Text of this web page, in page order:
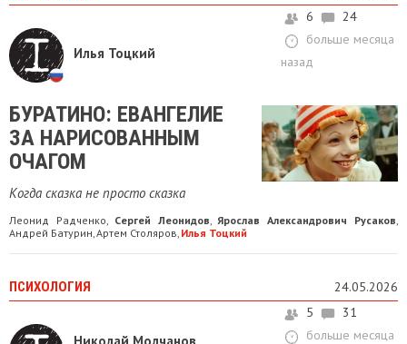
Илья Тоцкий
6
24
больше месяца
назад
БУРАТИНО: ЕВАНГЕЛИЕ
ЗА НАРИСОВАННЫМ
ОЧАГОМ
Когда сказка не просто сказка
Леонид Радченко, Сергей Леонидов,Ярослав Александрович Русаков,
Андрей Батурин,Артем Столяров, Илья Тоцкий
ПСИХОЛОГИЯ 24.05.2026
5
31
больше месяца